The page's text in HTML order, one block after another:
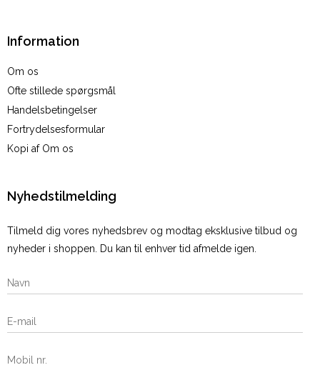
Information
Om os
Ofte stillede spørgsmål
Handelsbetingelser
Fortrydelsesformular
Kopi af Om os
Nyhedstilmelding
Tilmeld dig vores nyhedsbrev og modtag eksklusive tilbud og
nyheder i shoppen. Du kan til enhver tid afmelde igen.